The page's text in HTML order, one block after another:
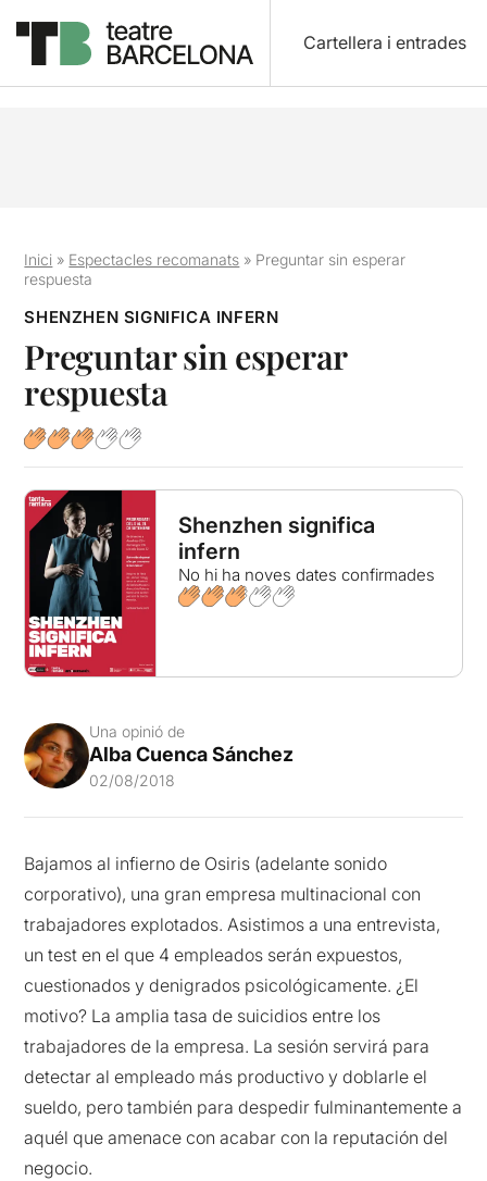
Cartellera i entrades
Inici » Espectacles recomanats » Preguntar sin esperar
respuesta
SHENZHEN SIGNIFICA INFERN
Preguntar sin esperar
respuesta
Shenzhen significa
infern
No hi ha noves dates confirmades
Una opinió de
Alba Cuenca Sánchez
02/08/2018
Bajamos al infierno de Osiris (adelante sonido
corporativo), una gran empresa multinacional con
trabajadores explotados. Asistimos a una entrevista,
un test en el que 4 empleados serán expuestos,
cuestionados y denigrados psicológicamente. ¿El
motivo? La amplia tasa de suicidios entre los
trabajadores de la empresa. La sesión servirá para
detectar al empleado más productivo y doblarle el
sueldo, pero también para despedir fulminantemente a
aquél que amenace con acabar con la reputación del
negocio.